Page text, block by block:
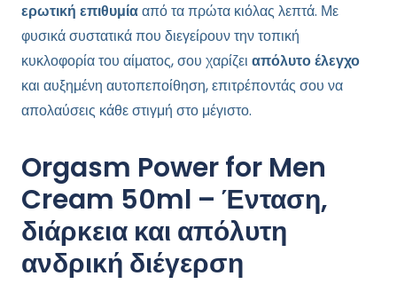
ερωτική επιθυμίααπό τα πρώτα κιόλας λεπτά. Με
φυσικά συστατικά που διεγείρουν την τοπική
κυκλοφορία του αίματος, σου χαρίζει απόλυτο έλεγχο
και αυξημένη αυτοπεποίθηση, επιτρέποντάς σου να
απολαύσεις κάθε στιγμή στο μέγιστο.
Orgasm Power for Men
Cream 50ml – Ένταση,
διάρκεια και απόλυτη
ανδρική διέγερση